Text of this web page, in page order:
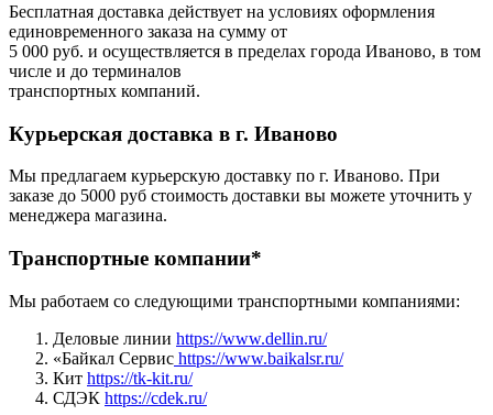
Бесплатная доставка действует на условиях оформления
единовременного заказа на сумму от
5 000 руб. и осуществляется в пределах города Иваново, в том
числе и до терминалов
транспортных компаний.
Курьерская доставка в г. Иваново
Мы предлагаем курьерскую доставку по г. Иваново. При
заказе до 5000 руб стоимость доставки вы можете уточнить у
менеджера магазина.
Транспортные компании*
Мы работаем со следующими транспортными компаниями:
Деловые линии https://www.dellin.ru/
«Байкал Сервис https://www.baikalsr.ru/
Кит https://tk-kit.ru/
СДЭК https://cdek.ru/